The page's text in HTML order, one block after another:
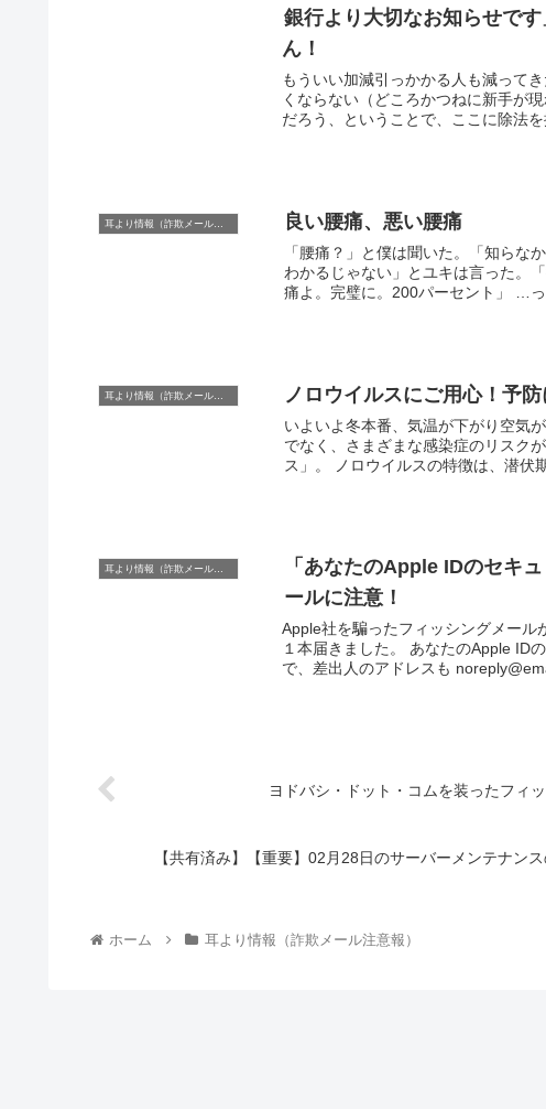
銀行より大切なお知らせで
ん！
もういい加減引っかかる人も減って
くならない（どころかつねに新手が
だろう、ということで、ここに除法
耳より情報（詐欺メール注意報） 良い腰痛、悪い腰痛
「腰痛？」と僕は聞いた。「知らな
わかるじゃない」とユキは言った。
痛よ。完璧に。200パーセント」 …っ
耳より情報（詐欺メール注意報） ノロウイルスにご用心！予
いよいよ冬本番、気温が下がり空気
でなく、さまざまな感染症のリスク
ス」。 ノロウイルスの特徴は、潜伏
耳より情報（詐欺メール注意報）
「あなたのApple IDのセキ
ールに注意！
Apple社を騙ったフィッシングメール
１本届きました。 あなたのApple ID
で、差出人のアドレスも
ヨドバシ・ドット・コムを装ったフィ
【共有済み】【重要】02月28日のサーバーメンテナン
ホーム 耳より情報（詐欺メール注意報）